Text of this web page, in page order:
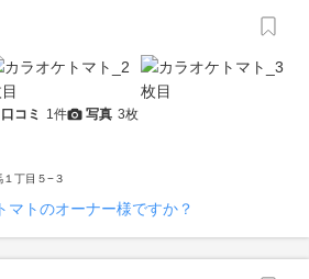
口コミ 1件 写真 3枚
丁目５−３
マトのオーナー様ですか？